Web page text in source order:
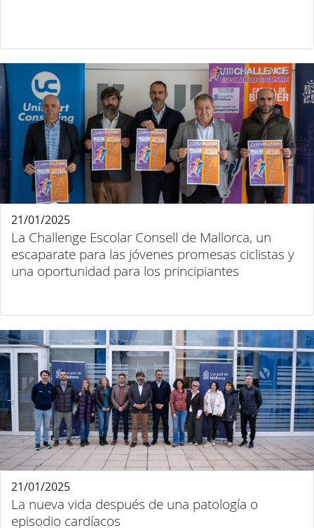
La Challenge Escolar Consell de Mallorca, un
escaparate para las jóvenes promesas ciclistas y
una oportunidad para los principiantes
21/01/2025
La nueva vida después de una patología o
episodio cardíacos
21/01/2025